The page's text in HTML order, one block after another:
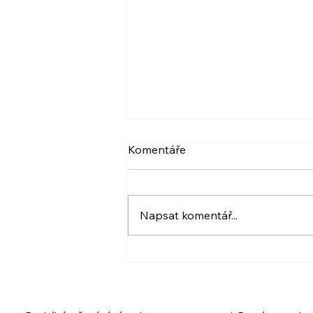
VIDEO: NARCIS A
www.ivetahavlova.cz A jestli
můžete, poprosím o sdílení. ☺️
Komentáře
Napsat komentář...